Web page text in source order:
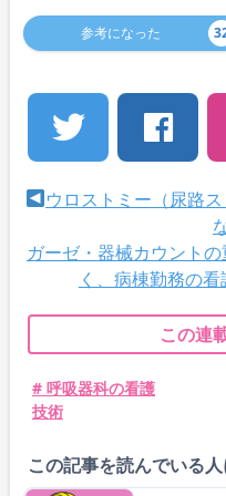
参考になった
ウロストミー（尿路
ガーゼ・器械カウント
く、病棟勤務の
この連
# 呼吸器科の看護
技術
この記事を読んでいる